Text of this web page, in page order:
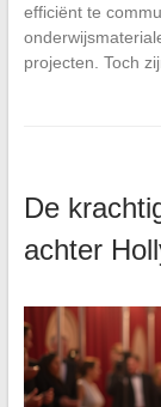
efficiënt te
projecten. Toch
De
achter